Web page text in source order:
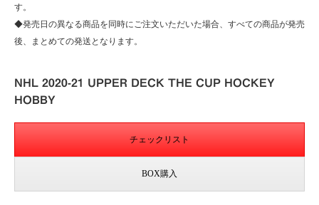
す。
◆発売日の異なる商品を同時にご注文いただいた場合、すべての商品が発売
後、まとめての発送となります。
NHL 2020-21 UPPER DECK THE CUP HOCKEY
HOBBY
チェックリスト
BOX購入